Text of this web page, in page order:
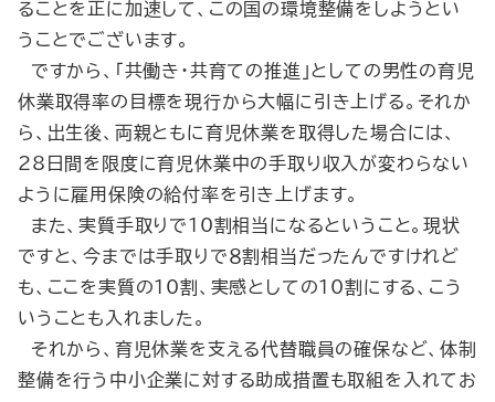
ることを正に加速して、この国の環境整備をしようとい
うことでございます。
ですから、「共働き・共育ての推進」としての男性の育児
休業取得率の目標を現行から大幅に引き上げる。それか
ら、出生後、両親ともに育児休業を取得した場合には、
28日間を限度に育児休業中の手取り収入が変わらない
ように雇用保険の給付率を引き上げます。
また、実質手取りで10割相当になるということ。現状
ですと、今までは手取りで８割相当だったんですけれど
も、ここを実質の10割、実感としての10割にする、こう
いうことも入れました。
それから、育児休業を支える代替職員の確保など、体制
整備を行う中小企業に対する助成措置も取組を入れてお